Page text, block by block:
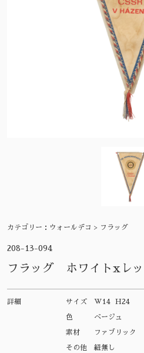
カテゴリー： ウォールデコ > フラッグ
208-13-094
フラッグ ホワイトxレ
詳細 サイズ W14 H24
色 ベージュ
素材 ファブリック
その他 紐無し